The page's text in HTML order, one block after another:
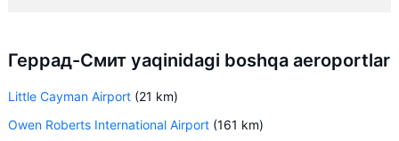
Геррад-Смит yaqinidagi boshqa aeroportlar
Little Cayman Airport (21 km)
Owen Roberts International Airport (161 km)